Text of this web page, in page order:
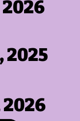
2025
2026